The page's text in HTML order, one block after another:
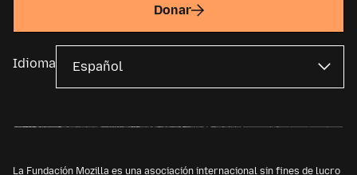
Donar
Idioma
La Fundación Mozilla es una asociación internacional sin fines de lucro